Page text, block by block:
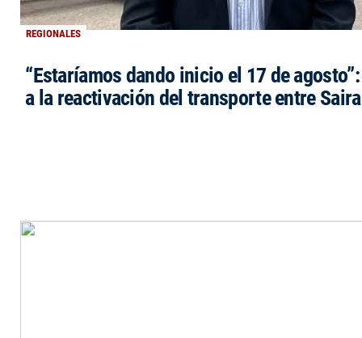
REGIONALES
“Estaríamos dando inicio el 17 de
a la reactivación del transporte entre